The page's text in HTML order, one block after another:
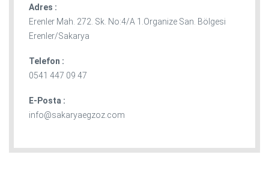
Adres :
Erenler Mah. 272. Sk. No:4/A 1.Organize San. Bölgesi
Erenler/Sakarya
Telefon :
0541 447 09 47
E-Posta :
info@sakaryaegzoz.com